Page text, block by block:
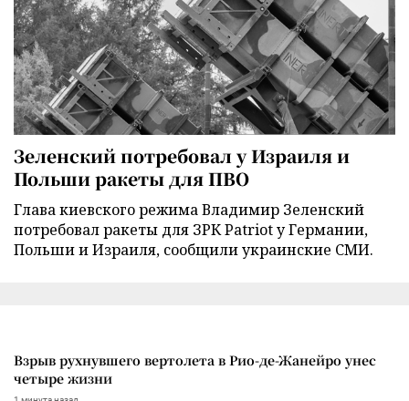
Зеленский потребовал у Израиля и
Польши ракеты для ПВО
Глава киевского режима Владимир Зеленский
потребовал ракеты для ЗРК Patriot у Германии,
Польши и Израиля, сообщили украинские СМИ.
Взрыв рухнувшего вертолета в Рио-де-Жанейро унес
четыре жизни